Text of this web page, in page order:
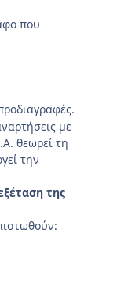
που
με
θεωρεί τη
την
της